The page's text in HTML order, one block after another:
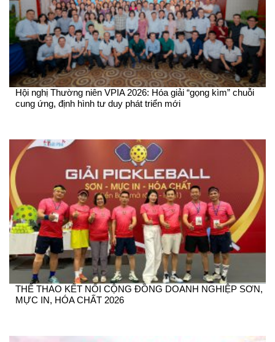
Hội nghị Thường niên VPIA 2026: Hóa giải “gọng kìm” chuỗi
cung ứng, định hình tư duy phát triển mới
THỂ THAO KẾT NỐI CỘNG ĐỒNG DOANH NGHIỆP SƠN,
MỰC IN, HÓA CHẤT 2026